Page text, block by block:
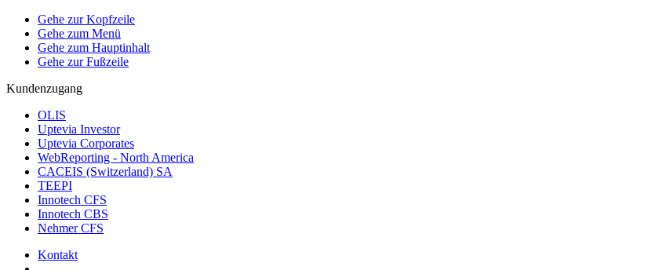
Gehe zur Kopfzeile
Gehe zum Menü
Gehe zum Hauptinhalt
Gehe zur Fußzeile
Kundenzugang
OLIS
Uptevia Investor
Uptevia Corporates
WebReporting - North America
CACEIS (Switzerland) SA
TEEPI
Innotech CFS
Innotech CBS
Nehmer CFS
Kontakt